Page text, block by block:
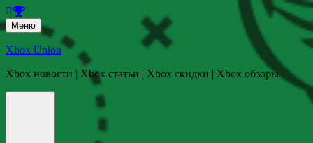
Меню Перейти
к
содержанию
Xbox Union
Xbox новости | Xbox статьи | Xbox скидки | Xbox обзоры
Перейти
содержанию